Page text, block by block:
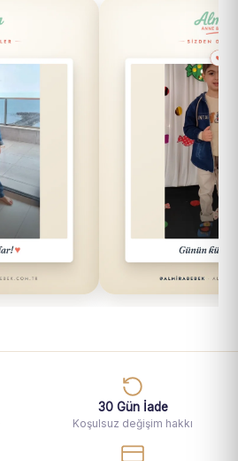
30 Gün İade
Koşulsuz değişim hakkı